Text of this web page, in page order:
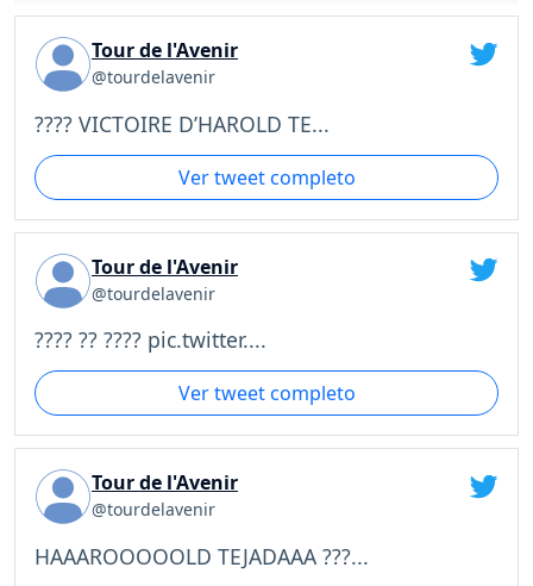
Tour de l'Avenir
@tourdelavenir
???? VICTOIRE D’HAROLD TE...
Ver tweet completo
Tour de l'Avenir
@tourdelavenir
???? ?? ???? pic.twitter....
Ver tweet completo
Tour de l'Avenir
@tourdelavenir
HAAAROOOOOLD TEJADAAA ???...